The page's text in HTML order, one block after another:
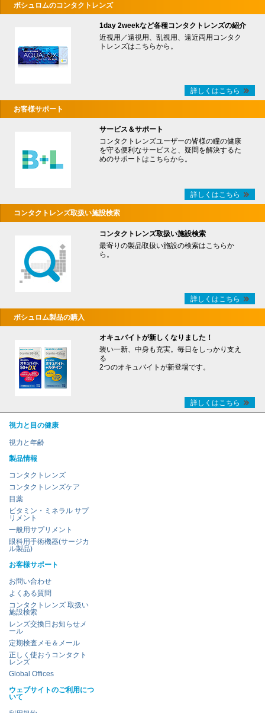
ボシュロムのコンタクトレンズ
1day 2weekなど各種コンタクトレンズの紹介
近視用／遠視用、乱視用、遠近両用コンタク
トレンズはこちらから。
詳しくはこちら
お客様サポート
サービス＆サポート
コンタクトレンズユーザーの皆様の瞳の健康
を守る便利なサービスと、疑問を解決するた
めのサポートはこちらから。
詳しくはこちら
コンタクトレンズ取扱い施設検索
コンタクトレンズ取扱い施設検索
最寄りの製品取扱い施設の検索はこちらか
ら。
詳しくはこちら
ボシュロム製品の購入
オキュバイトが新しくなりました！
装い一新、中身も充実。毎日をしっかり支え
る
2つのオキュバイトが新登場です。
詳しくはこちら
視力と目の健康
視力と年齢
製品情報
コンタクトレンズ
コンタクトレンズケア
目薬
ビタミン・ミネラル サプ
リメント
一般用サプリメント
眼科用手術機器(サージカ
ル製品)
お客様サポート
お問い合わせ
よくある質問
コンタクトレンズ 取扱い
施設検索
レンズ交換日お知らせメ
ール
定期検査メモ＆メール
正しく使おうコンタクト
レンズ
Global Offices
ウェブサイトのご利用につ
いて